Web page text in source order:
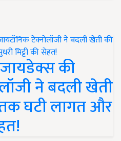
की
ने बदली खेती
घटी लागत और